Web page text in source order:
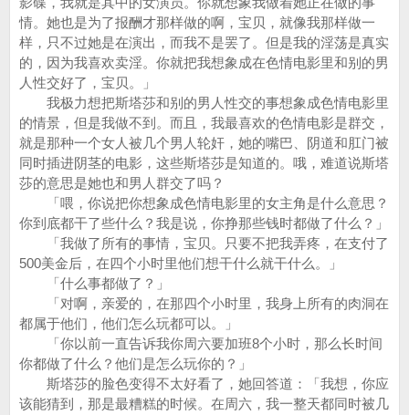
情。她也是为了报酬才那样做的啊，宝贝，就像我那样做一
样，只不过她是在演出，而我不是罢了。但是我的淫荡是真实
的，因为我喜欢卖淫。你就把我想象成在色情电影里和别的男
人性交好了，宝贝。」
我极力想把斯塔莎和别的男人性交的事想象成色情电影里
的情景，但是我做不到。而且，我最喜欢的色情电影是群交，
就是那种一个女人被几个男人轮奸，她的嘴巴、阴道和肛门被
同时插进阴茎的电影，这些斯塔莎是知道的。哦，难道说斯塔
莎的意思是她也和男人群交了吗？
「喂，你说把你想象成色情电影里的女主角是什么意思？
你到底都干了些什么？我是说，你挣那些钱时都做了什么？」
「我做了所有的事情，宝贝。只要不把我弄疼，在支付了
500美金后，在四个小时里他们想干什么就干什么。」
「什么事都做了？」
「对啊，亲爱的，在那四个小时里，我身上所有的肉洞在
都属于他们，他们怎么玩都可以。」
「你以前一直告诉我你周六要加班8个小时，那么长时间
你都做了什么？他们是怎么玩你的？」
斯塔莎的脸色变得不太好看了，她回答道：「我想，你应
该能猜到，那是最糟糕的时候。在周六，我一整天都同时被几